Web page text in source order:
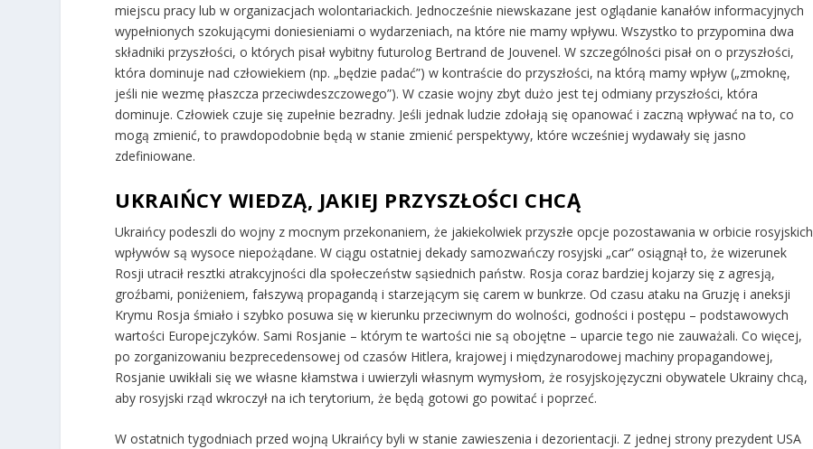
miejscu pracy lub w organizacjach wolontariackich. Jednocześnie niewskazane jest oglądanie kanałów informacyjnych
wypełnionych szokującymi doniesieniami o wydarzeniach, na które nie mamy wpływu. Wszystko to przypomina dwa
składniki przyszłości, o których pisał wybitny futurolog Bertrand de Jouvenel. W szczególności pisał on o przyszłości,
która dominuje nad człowiekiem (np. „będzie padać”) w kontraście do przyszłości, na którą mamy wpływ („zmoknę,
jeśli nie wezmę płaszcza przeciwdeszczowego”). W czasie wojny zbyt dużo jest tej odmiany przyszłości, która
dominuje. Człowiek czuje się zupełnie bezradny. Jeśli jednak ludzie zdołają się opanować i zaczną wpływać na to, co
mogą zmienić, to prawdopodobnie będą w stanie zmienić perspektywy, które wcześniej wydawały się jasno
zdefiniowane.
UKRAIŃCY WIEDZĄ, JAKIEJ PRZYSZŁOŚCI CHCĄ
Ukraińcy podeszli do wojny z mocnym przekonaniem, że jakiekolwiek przyszłe opcje pozostawania w orbicie rosyjskich
wpływów są wysoce niepożądane. W ciągu ostatniej dekady samozwańczy rosyjski „car” osiągnął to, że wizerunek
Rosji utracił resztki atrakcyjności dla społeczeństw sąsiednich państw. Rosja coraz bardziej kojarzy się z agresją,
groźbami, poniżeniem, fałszywą propagandą i starzejącym się carem w bunkrze. Od czasu ataku na Gruzję i aneksji
Krymu Rosja śmiało i szybko posuwa się w kierunku przeciwnym do wolności, godności i postępu – podstawowych
wartości Europejczyków. Sami Rosjanie – którym te wartości nie są obojętne – uparcie tego nie zauważali. Co więcej,
po zorganizowaniu bezprecedensowej od czasów Hitlera, krajowej i międzynarodowej machiny propagandowej,
Rosjanie uwikłali się we własne kłamstwa i uwierzyli własnym wymysłom, że rosyjskojęzyczni obywatele Ukrainy chcą,
aby rosyjski rząd wkroczył na ich terytorium, że będą gotowi go powitać i poprzeć.
W ostatnich tygodniach przed wojną Ukraińcy byli w stanie zawieszenia i dezorientacji. Z jednej strony prezydent USA